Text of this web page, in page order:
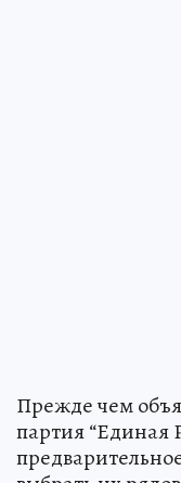
Прежде чем
партия “Единая